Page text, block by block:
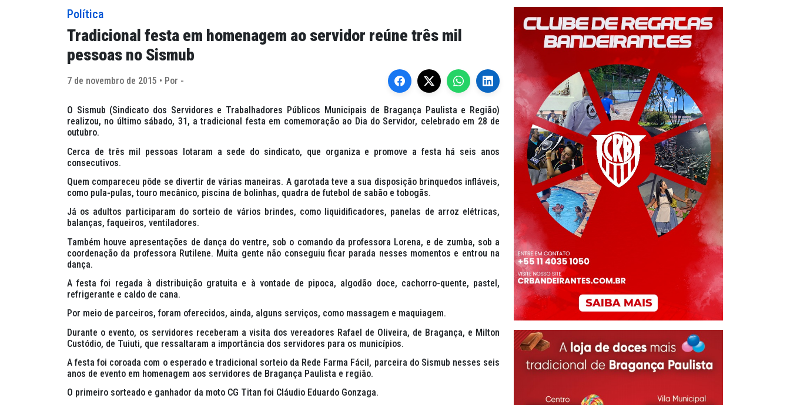
Política
Tradicional festa em homenagem ao servidor reúne três mil
pessoas no Sismub
7 de novembro de 2015 • Por -
O Sismub (Sindicato dos Servidores e Trabalhadores Públicos Municipais de Bragança Paulista e Região)
realizou, no último sábado, 31, a tradicional festa em comemoração ao Dia do Servidor, celebrado em 28 de
outubro.
Cerca de três mil pessoas lotaram a sede do sindicato, que organiza e promove a festa há seis anos
consecutivos.
Quem compareceu pôde se divertir de várias maneiras. A garotada teve a sua disposição brinquedos infláveis,
como pula-pulas, touro mecânico, piscina de bolinhas, quadra de futebol de sabão e tobogãs.
Já os adultos participaram do sorteio de vários brindes, como liquidificadores, panelas de arroz elétricas,
balanças, faqueiros, ventiladores.
Também houve apresentações de dança do ventre, sob o comando da professora Lorena, e de zumba, sob a
coordenação da professora Rutilene. Muita gente não conseguiu ficar parada nesses momentos e entrou na
dança.
A festa foi regada à distribuição gratuita e à vontade de pipoca, algodão doce, cachorro-quente, pastel,
refrigerante e caldo de cana.
Por meio de parceiros, foram oferecidos, ainda, alguns serviços, como massagem e maquiagem.
Durante o evento, os servidores receberam a visita dos vereadores Rafael de Oliveira, de Bragança, e Milton
Custódio, de Tuiuti, que ressaltaram a importância dos servidores para os municípios.
A festa foi coroada com o esperado e tradicional sorteio da Rede Farma Fácil, parceira do Sismub nesses seis
anos de evento em homenagem aos servidores de Bragança Paulista e região.
O primeiro sorteado e ganhador da moto CG Titan foi Cláudio Eduardo Gonzaga.